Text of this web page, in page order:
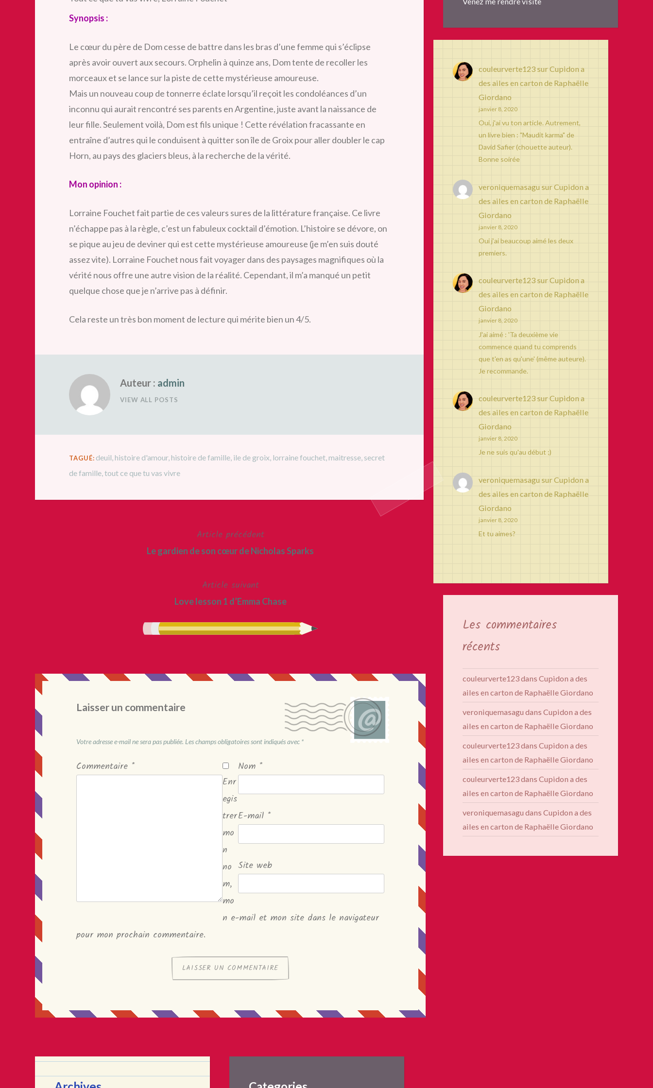
Synopsis :
Le cœur du père de Dom cesse de battre dans les bras d’une femme qui s’éclipse
après avoir ouvert aux secours. Orphelin à quinze ans, Dom tente de recoller les
morceaux et se lance sur la piste de cette mystérieuse amoureuse.
Mais un nouveau coup de tonnerre éclate lorsqu’il reçoit les condoléances d’un
inconnu qui aurait rencontré ses parents en Argentine, juste avant la naissance de
leur fille. Seulement voilà, Dom est fils unique ! Cette révélation fracassante en
entraîne d’autres qui le conduisent à quitter son île de Groix pour aller doubler le cap
Horn, au pays des glaciers bleus, à la recherche de la vérité.
Mon opinion :
Lorraine Fouchet fait partie de ces valeurs sures de la littérature française. Ce livre
n’échappe pas à la règle, c’est un fabuleux cocktail d’émotion. L’histoire se dévore, on
se pique au jeu de deviner qui est cette mystérieuse amoureuse (je m’en suis douté
assez vite). Lorraine Fouchet nous fait voyager dans des paysages magnifiques où la
vérité nous offre une autre vision de la réalité. Cependant, il m’a manqué un petit
quelque chose que je n’arrive pas à définir.
Cela reste un très bon moment de lecture qui mérite bien un 4/5.
Auteur : admin
VIEW ALL POSTS
TAGUÉ: deuil ,histoire d'amour,histoire de famille ile de groix lorraine fouchet ,maitresse secret
de famille tout ce que tu vas vivre
Article précédent
Le gardien de son cœur de Nicholas Sparks
Article suivant
Love lesson 1 d’Emma Chase
Laisser un commentaire
Votre adresse e-mail ne sera pas publiée. Les champs obligatoires sont indiqués avec *
Commentaire * Nom *
E-mail *
Site web
Enr
egis
trer
mo
n
no
m,
mo
n e-mail et mon site dans le navigateur
pour mon prochain commentaire.
couleurverte123surCupidon a
des ailes en carton de Raphaëlle
Giordano
janvier 8, 2020
Oui, j'ai vu ton article. Autrement,
un livre bien : "Maudit karma" de
David Safier (chouette auteur).
Bonne soirée
veroniquemasagu surCupidon a
des ailes en carton de Raphaëlle
Giordano
janvier 8, 2020
Oui j’ai beaucoup aimé les deux
premiers.
couleurverte123surCupidon a
des ailes en carton de Raphaëlle
Giordano
janvier 8, 2020
J'ai aimé : 'Ta deuxième vie
commence quand tu comprends
que t'en as qu'une' (même auteure).
Je recommande.
couleurverte123surCupidon a
des ailes en carton de Raphaëlle
Giordano
janvier 8, 2020
Je ne suis qu'au début ;)
veroniquemasagu surCupidon a
des ailes en carton de Raphaëlle
Giordano
janvier 8, 2020
Et tu aimes?
Les commentaires
récents
couleurverte123dans Cupidon a des
ailes en carton de Raphaëlle Giordano
veroniquemasagu dans Cupidon a des
ailes en carton de Raphaëlle Giordano
couleurverte123dans Cupidon a des
ailes en carton de Raphaëlle Giordano
couleurverte123dans Cupidon a des
ailes en carton de Raphaëlle Giordano
veroniquemasagu dans Cupidon a des
ailes en carton de Raphaëlle Giordano